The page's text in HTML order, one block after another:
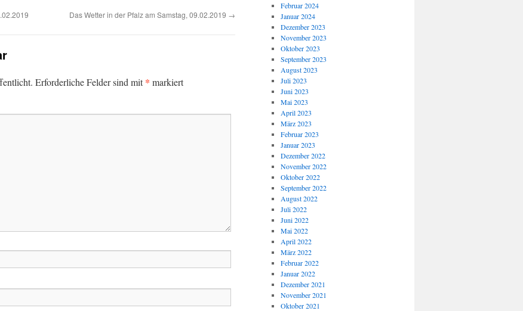
Das Wetter in der Pfalz am Samstag, 09.02.2019 →
Erforderliche Felder sind mit* markiert
Februar 2024
Januar 2024
Dezember 2023
November 2023
Oktober 2023
September 2023
August 2023
Juli 2023
Juni 2023
Mai 2023
April 2023
März 2023
Februar 2023
Januar 2023
Dezember 2022
November 2022
Oktober 2022
September 2022
August 2022
Juli 2022
Juni 2022
Mai 2022
April 2022
März 2022
Februar 2022
Januar 2022
Dezember 2021
November 2021
Oktober 2021